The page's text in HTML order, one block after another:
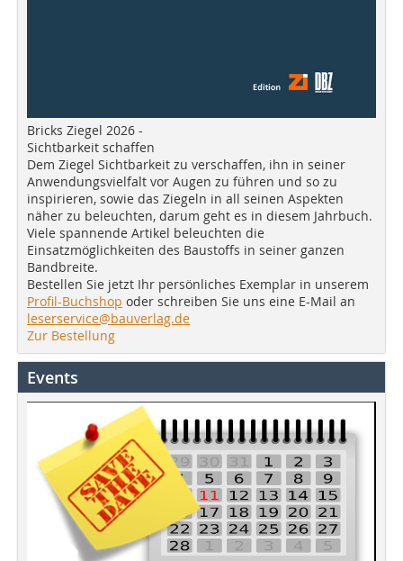
Bricks Ziegel 2026 -
Sichtbarkeit schaffen
Dem Ziegel Sichtbarkeit zu verschaffen, ihn in seiner
Anwendungsvielfalt vor Augen zu führen und so zu
inspirieren, sowie das Ziegeln in all seinen Aspekten
näher zu beleuchten, darum geht es in diesem Jahrbuch.
Viele spannende Artikel beleuchten die
Einsatzmöglichkeiten des Baustoffs in seiner ganzen
Bandbreite.
Bestellen Sie jetzt Ihr persönliches Exemplar in unserem
Profil-Buchshop oder schreiben Sie uns eine E-Mail an
leserservice@bauverlag.de
Zur Bestellung
Events